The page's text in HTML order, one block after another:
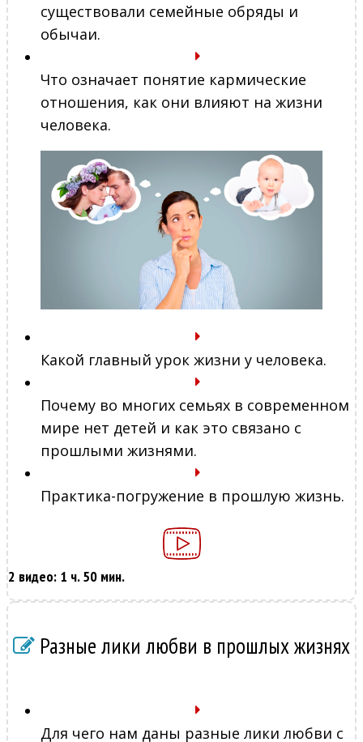
существовали семейные обряды и
обычаи.
Что означает понятие кармические
отношения, как они влияют на жизни
человека.
Какой главный урок жизни у человека.
Почему во многих семьях в современном
мире нет детей и как это связано с
прошлыми жизнями.
Практика-погружение в прошлую жизнь.
2 видео: 1 ч. 50 мин.
Разные лики любви в прошлых жизнях
Для чего нам даны разные лики любви с